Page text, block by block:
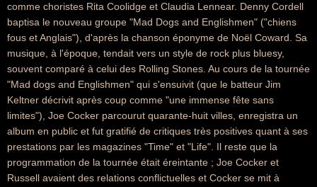
comme choristes Rita Coolidge et Claudia Lennear. Denny Cordell
baptisa le nouveau groupe "Mad Dogs and Englishmen" ("chiens
fous et Anglais"), d'après la chanson éponyme de Noël Coward. Sa
musique, à l'époque, tendait vers un style de rock plus bluesy,
souvent comparé à celui des Rolling Stones. Au cours de la tournée
"Mad dogs and Englishmen" qui s'ensuivit (que le batteur Jim
Keltner décrivit après coup comme "une immense fête sans
limites"), Joe Cocker parcourut quarante-huit villes, enregistra un
album en public et fut gratifié de critiques très positives quant à ses
prestations par les magazines "Time" et "Life". Il reste que la
programmation de la tournée était éreintante ; Joe Cocker et
Russell avaient des relations conflictuelles et Cocker se mit à